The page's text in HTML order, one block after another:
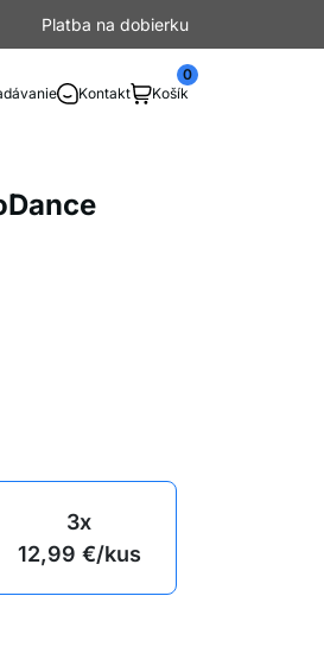
Platba na dobierku
Kontakt Košík
0
3x
12,99 €/kus